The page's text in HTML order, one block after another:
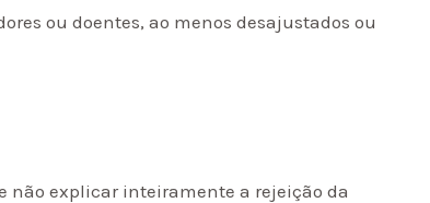
ou doentes, ao menos desajustados ou
não explicar inteiramente a rejeição da